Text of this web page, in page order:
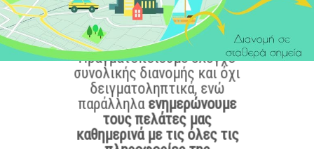
Πραγματοποιούμε έλεγχο
συνολικής διανομής και όχι
δειγματοληπτικά, ενώ
παράλληλα ενημερώνουμε
τους πελάτες μας
καθημερινά με τις όλες τις